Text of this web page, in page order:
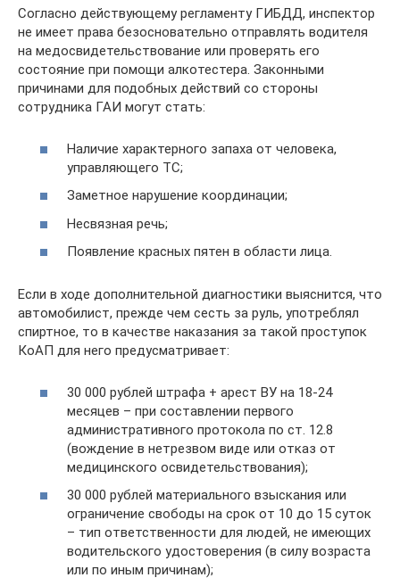
Согласно действующему регламенту ГИБДД, инспектор
не имеет права безосновательно отправлять водителя
на медосвидетельствование или проверять его
состояние при помощи алкотестера. Законными
причинами для подобных действий со стороны
сотрудника ГАИ могут стать:
Наличие характерного запаха от человека,
управляющего ТС;
Заметное нарушение координации;
Несвязная речь;
Появление красных пятен в области лица.
Если в ходе дополнительной диагностики выяснится, что
автомобилист, прежде чем сесть за руль, употреблял
спиртное, то в качестве наказания за такой проступок
КоАП для него предусматривает:
30 000 рублей штрафа + арест ВУ на 18-24
месяцев – при составлении первого
административного протокола по ст. 12.8
(вождение в нетрезвом виде или отказ от
медицинского освидетельствования);
30 000 рублей материального взыскания или
ограничение свободы на срок от 10 до 15 суток
– тип ответственности для людей, не имеющих
водительского удостоверения (в силу возраста
или по иным причинам);